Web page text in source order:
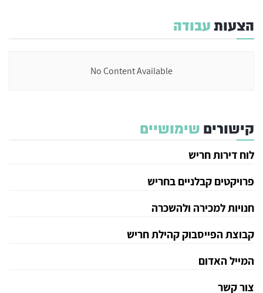
הצעותעבודה
No Content Available
קישורים שימושיים
לוח דירות חריש
פרויקטים קבלניים בחריש
חנויות למכירה ולהשכרה
קבוצת הפייסבוק קהילת חריש
המייל האדום
צור קשר